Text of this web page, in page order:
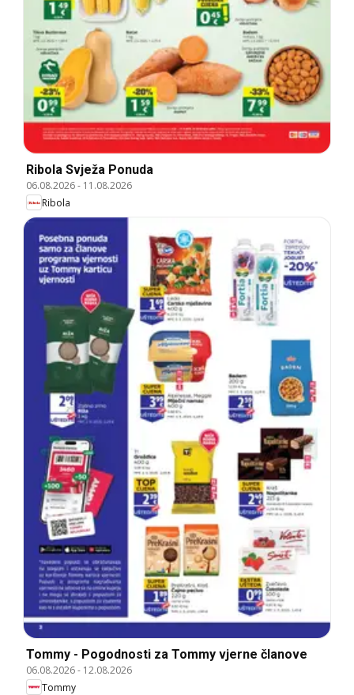
Ribola Svježa Ponuda
06.08.2026- 11.08.2026
Ribola
Tommy - Pogodnosti za Tommy vjerne članove
06.08.2026- 12.08.2026
Tommy